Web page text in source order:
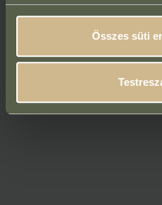
Összes süti